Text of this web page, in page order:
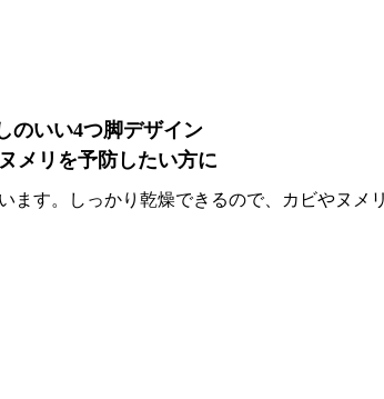
のいい4つ脚デザイン
メリを予防したい方に
ます。しっかり乾燥できるので、カビやヌメ